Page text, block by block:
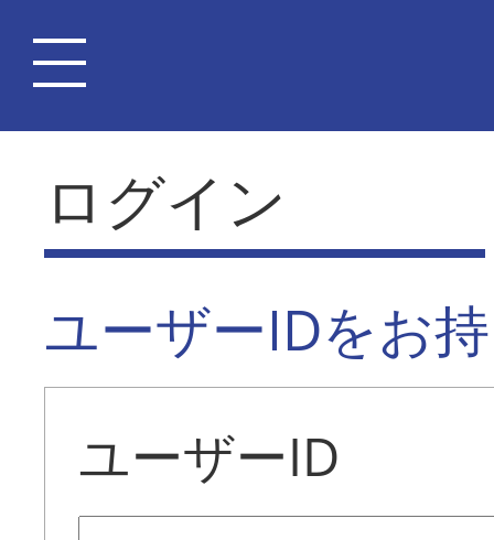
ログイン
ユーザーIDをお
ユーザーID